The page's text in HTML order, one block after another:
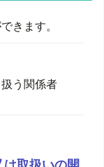
きます。
う関係者